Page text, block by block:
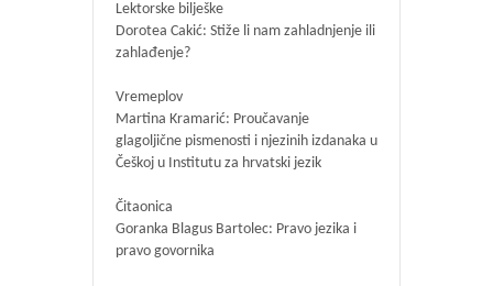
Lektorske bilješke
Dorotea Cakić: Stiže li nam zahladnjenje ili
zahlađenje?
Vremeplov
Martina Kramarić: Proučavanje
glagoljične pismenosti i njezinih izdanaka u
Češkoj u Institutu za hrvatski jezik
Čitaonica
Goranka Blagus Bartolec: Pravo jezika i
pravo govornika